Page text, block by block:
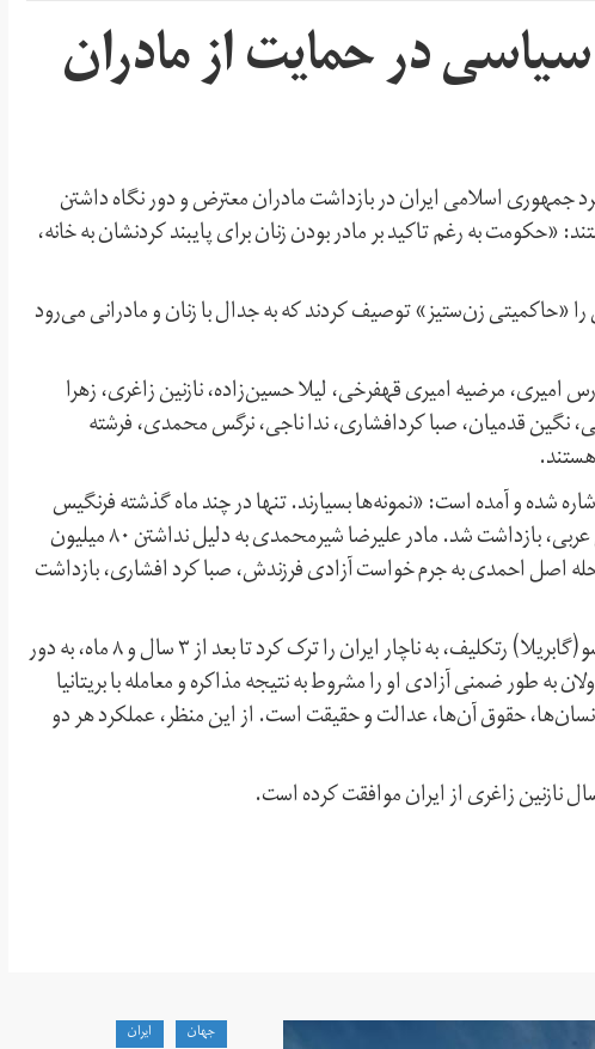
سیاسی در حمایت از مادران
جمهوری اسلامی ایران در بازداشت مادران معترض و دور نگاه داشتن
«حکومت به رغم‌ تاکید بر مادر بودن زنان برای پایبند کردنشان به خانه،
«حاکمیتی زن‌ستیز» توصیف کردند که به جدال با زنان و مادرانی می‌رود
امیری، مرضیه امیری قهفرخی، لیلا حسین‌زاده، نازنین زاغری، زهرا
نگین قدمیان، صبا کردافشاری، ندا ناجی، نرگس محمدی، فرشته
شده و آمده است: «نمونه‌ها بسیارند. تنها در چند ماه گذشته فرنگیس
مظلوم‌ به رغم بیماری به جرم دفاع از پسرش، سهیل عربی، بازداشت شد. مادر علیرضا شیرمحمدی به دلیل نداشتن ۸۰ میلیون
اصل احمدی به جرم خواست آزادی فرزندش، صبا کرد افشاری، بازداشت
در این بیانیه آمده: «دختر ۵ ساله نازنین زاغری، گیسو(گابریلا) رتکلیف، به ناچار ایران را ترک کرد تا بعد از ۳ سال و ۸ ماه، به دور
به طور ضمنی آزادی او را مشروط به نتیجه مذاکره و معامله با بریتانیا
حقوق آن‌ها، عدالت و حقیقت است. از این منظر، عملکرد هر دو
نازنین زاغری از ایران موافقت کرده است.
جهان ايران